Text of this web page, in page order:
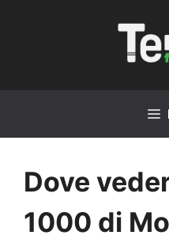
Dove
1000 di